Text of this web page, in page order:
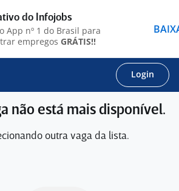
Login
não está mais disponível.
outra vaga da lista.
do Infojobs
App nº 1 do Brasil para
empregos GRÁTIS!!